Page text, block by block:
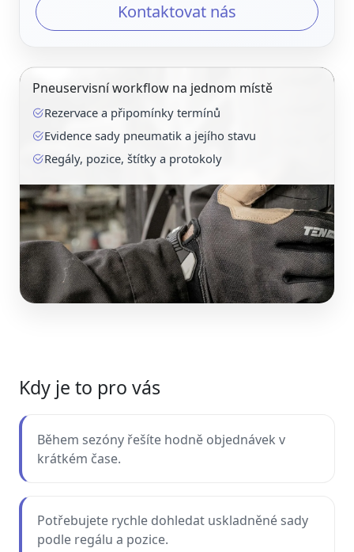
Kontaktovat nás
Pneuservisní workflow na jednom místě
Rezervace a připomínky termínů
Evidence sady pneumatik a jejího stavu
Regály, pozice, štítky a protokoly
Kdy je to pro vás
Během sezóny řešíte hodně objednávek v
krátkém čase.
Potřebujete rychle dohledat uskladněné sady
podle regálu a pozice.